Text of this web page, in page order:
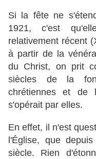
Si la fête ne
1921, c'est
relativement récent
à partir de la
du Christ, on prit
siècles de la
chrétiennes et de
s'opérait par elles.
En effet, il n'est
l'Église, que
siècle. Rien